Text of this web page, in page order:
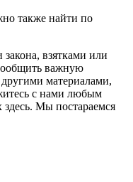
также найти по
взятками или
важную
материалами,
с нами любым
Мы постараемся